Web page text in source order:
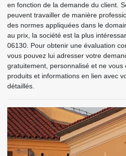
en fonction de la demande du client.
peuvent travailler de manière
des normes appliquées dans le
au prix, la société est la plus
06130. Pour obtenir une évaluation
vous pouvez lui adresser votre
gratuitement, personnalisé et ne vous
produits et informations en lien avec
détaillés.